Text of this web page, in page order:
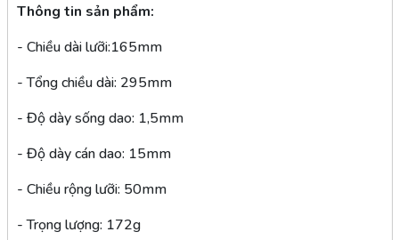
Thông tin sản phẩm:
- Chiều dài lưỡi:165mm
- Tổng chiều dài: 295mm
- Độ dày sống dao: 1,5mm
- Độ dày cán dao: 15mm
- Chiều rộng lưỡi: 50mm
- Trọng lượng: 172g